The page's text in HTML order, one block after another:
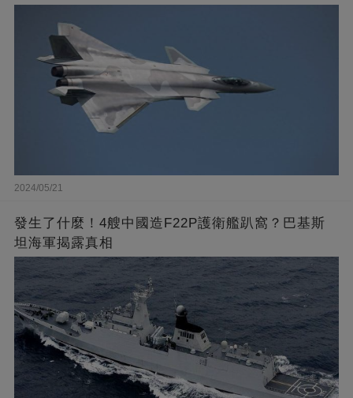
2024/05/21
發生了什麼！4艘中國造F22P護衛艦趴窩？巴基斯
坦海軍揭露真相